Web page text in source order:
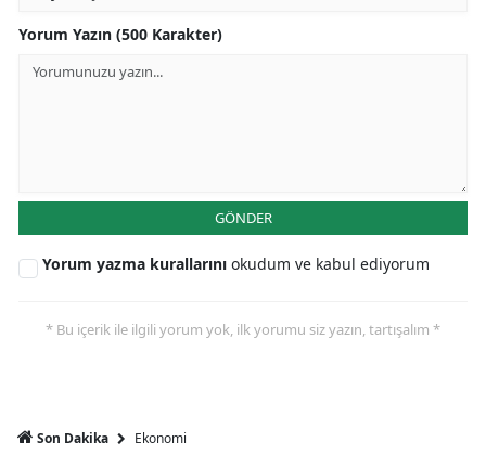
Yorum Yazın (500 Karakter)
GÖNDER
Yorum yazma kurallarını okudum ve kabul ediyorum
* Bu içerik ile ilgili yorum yok, ilk yorumu siz yazın, tartışalım *
Son Dakika Ekonomi